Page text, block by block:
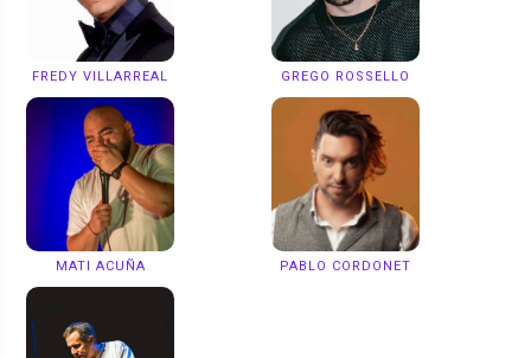
FREDY VILLARREAL GREGO ROSSELLO
MATI ACUÑA PABLO CORDONET